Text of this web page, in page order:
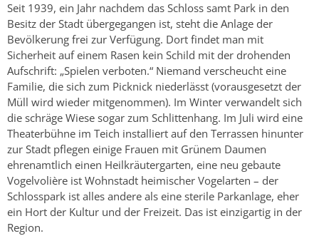
Seit 1939, ein Jahr nachdem das Schloss samt Park in den
Besitz der Stadt übergegangen ist, steht die Anlage der
Bevölkerung frei zur Verfügung. Dort findet man mit
Sicherheit auf einem Rasen kein Schild mit der drohenden
Aufschrift: „Spielen verboten.“ Niemand verscheucht eine
Familie, die sich zum Picknick niederlässt (vorausgesetzt der
Müll wird wieder mitgenommen). Im Winter verwandelt sich
die schräge Wiese sogar zum Schlittenhang. Im Juli wird eine
Theaterbühne im Teich installiert auf den Terrassen hinunter
zur Stadt pflegen einige Frauen mit Grünem Daumen
ehrenamtlich einen Heilkräutergarten, eine neu gebaute
Vogelvolière ist Wohnstadt heimischer Vogelarten – der
Schlosspark ist alles andere als eine sterile Parkanlage, eher
ein Hort der Kultur und der Freizeit. Das ist einzigartig in der
Region.